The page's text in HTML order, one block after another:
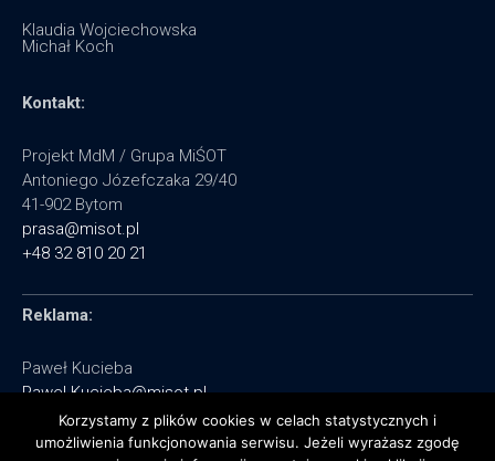
Klaudia Wojciechowska
Michał Koch
Kontakt:
Projekt MdM / Grupa MiŚOT
Antoniego Józefczaka 29/40
41-902 Bytom
prasa@misot.pl
+48 32 810 20 21
Reklama:
Paweł Kucieba
Pawel.Kucieba@misot.pl
+48 602 495 064
Korzystamy z plików cookies w celach statystycznych i
umożliwienia funkcjonowania serwisu. Jeżeli wyrażasz zgodę